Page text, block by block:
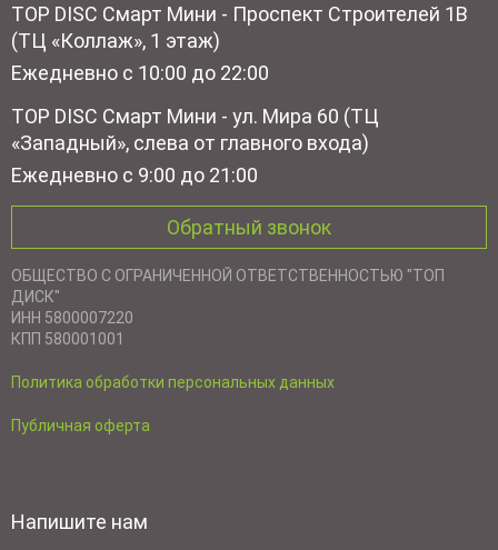
TOP DISC Смарт Мини - Проспект Строителей 1В
(ТЦ «Коллаж», 1 этаж)
Ежедневно с 10:00 до 22:00
TOP DISC Смарт Мини - ул. Мира 60 (ТЦ
«Западный», слева от главного входа)
Ежедневно с 9:00 до 21:00
Обратный звонок
ОБЩЕСТВО С ОГРАНИЧЕННОЙ ОТВЕТСТВЕННОСТЬЮ "ТОП
ДИСК"
ИНН 5800007220
КПП 580001001
Политика обработки персональных данных
Публичная оферта
Напишите нам